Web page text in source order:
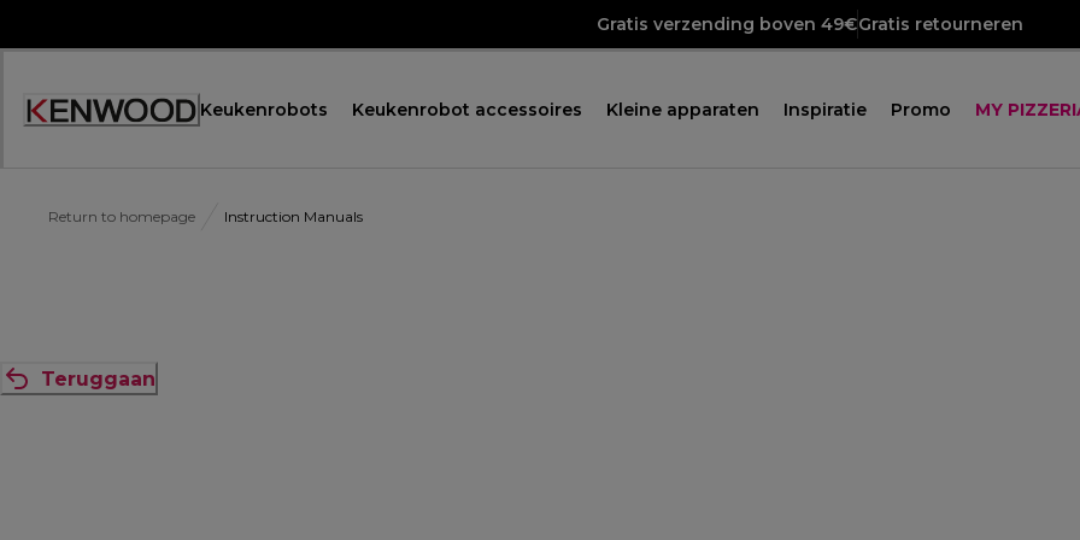
Gratis verzending boven 49€Gratis retourneren
Accessibility
Keukenrobots Keukenrobot accessoires Kleine apparaten Inspiratie Promo MY
Return to homepage Instruction Manuals
Teruggaan